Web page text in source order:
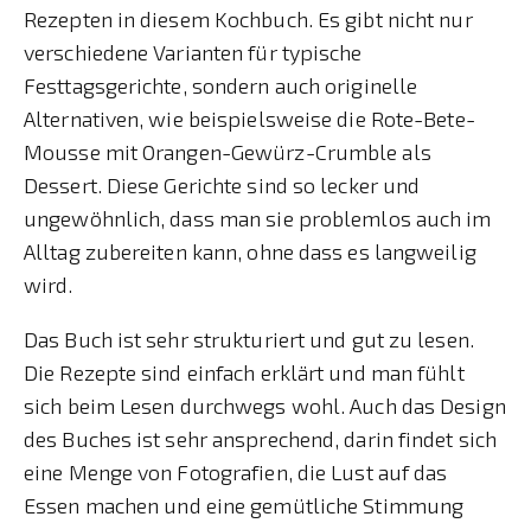
Rezepten in diesem Kochbuch. Es gibt nicht nur
verschiedene Varianten für typische
Festtagsgerichte, sondern auch originelle
Alternativen, wie beispielsweise die Rote-Bete-
Mousse mit Orangen-Gewürz-Crumble als
Dessert. Diese Gerichte sind so lecker und
ungewöhnlich, dass man sie problemlos auch im
Alltag zubereiten kann, ohne dass es langweilig
wird.
Das Buch ist sehr strukturiert und gut zu lesen.
Die Rezepte sind einfach erklärt und man fühlt
sich beim Lesen durchwegs wohl. Auch das Design
des Buches ist sehr ansprechend, darin findet sich
eine Menge von Fotografien, die Lust auf das
Essen machen und eine gemütliche Stimmung